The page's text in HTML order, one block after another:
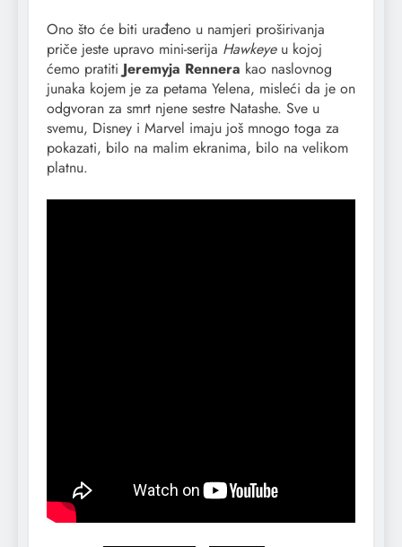
Ono što će biti urađeno u namjeri proširivanja
priče jeste upravo mini-serija Hawkeye u kojoj
ćemo pratiti Jeremyja Rennera kao naslovnog
junaka kojem je za petama Yelena, misleći da je on
odgvoran za smrt njene sestre Natashe. Sve u
svemu, Disney i Marvel imaju još mnogo toga za
pokazati, bilo na malim ekranima, bilo na velikom
platnu.